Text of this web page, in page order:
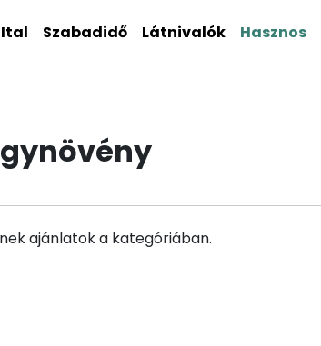
Ital Szabadidő Látnivalók Hasznos
ajánlatok a kategóriában.